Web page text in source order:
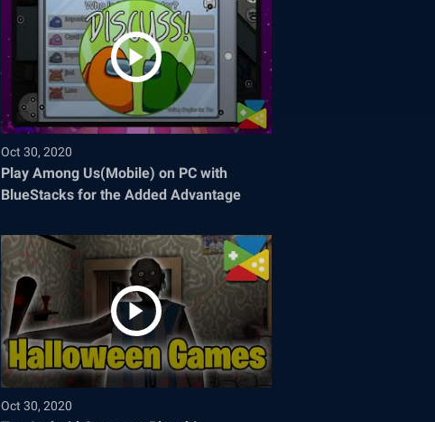
Oct 30, 2020
Play Among Us(Mobile) on PC with
BlueStacks for the Added Advantage
Oct 30, 2020